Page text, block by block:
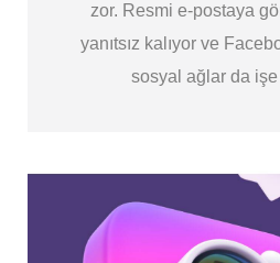
zor. Resmi e-postaya
yanıtsız kalıyor ve
sosyal ağlar da işe